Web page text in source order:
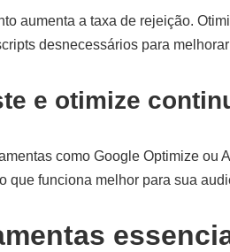
aumenta a taxa de rejeição.
desnecessários para
e otimize
como Google Optimize ou
que funciona melhor para sua